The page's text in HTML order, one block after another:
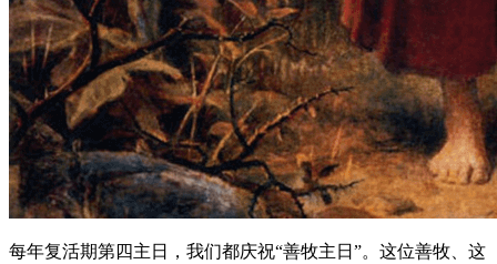
每年复活期第四主日，我们都庆祝“善牧主日”。这位善牧、这